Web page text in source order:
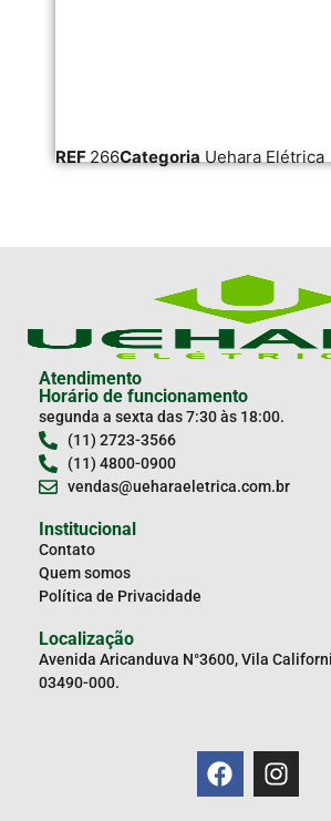
REF 266Categoria Uehara Elétrica
Atendimento
Horário de funcionamento
segunda a sexta das 7:30 às 18:00.
(11) 2723-3566
(11) 4800-0900
vendas@ueharaeletrica.com.br
Institucional
Contato
Quem somos
Política de Privacidade
Localização
Avenida Aricanduva N°3600, Vila
03490-000.